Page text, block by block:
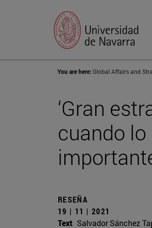
You are here:Global Affairs and
‘Gran
cuando lo
RESEÑA
19 | 11 | 2021
Text Salvador Sánchez